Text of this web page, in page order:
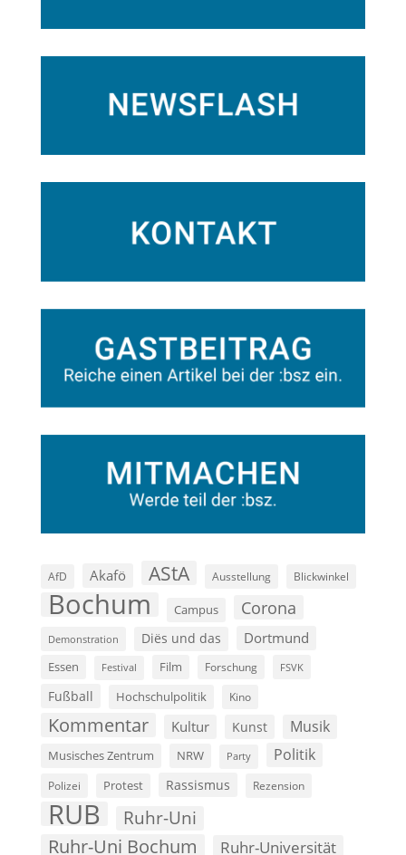
AfD Akafö AStA Ausstellung Blickwinkel
Bochum Campus Corona
Demonstration Diës und das Dortmund
Essen Festival Film Forschung FSVK
Fußball Hochschulpolitik Kino
Kommentar Kultur Kunst Musik
Musisches Zentrum NRW Party Politik
Polizei Protest Rassismus Rezension
RUB Ruhr-Uni
Ruhr-Uni Bochum Ruhr-Universität